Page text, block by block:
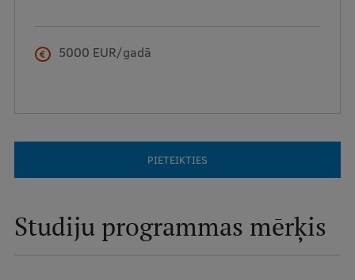
Studentu dzīve
Stratēģija
Vēsture un tradīcijas
5000 EUR/gadā
PIETEIKTIES
Studiju programmas mērķis